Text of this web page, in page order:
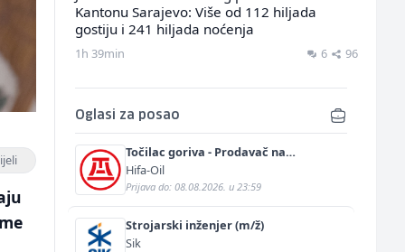
Kantonu Sarajevo: Više od 112 hiljada
gostiju i 241 hiljada noćenja
1h 39min 6 96
Oglasi za posao
Točilac goriva - Prodavač na
benzinskoj pumpi (m/ž)
Hifa-Oil
Prijava do: 08.08.2026. u 23:59
Strojarski inženjer (m/ž)
Sik